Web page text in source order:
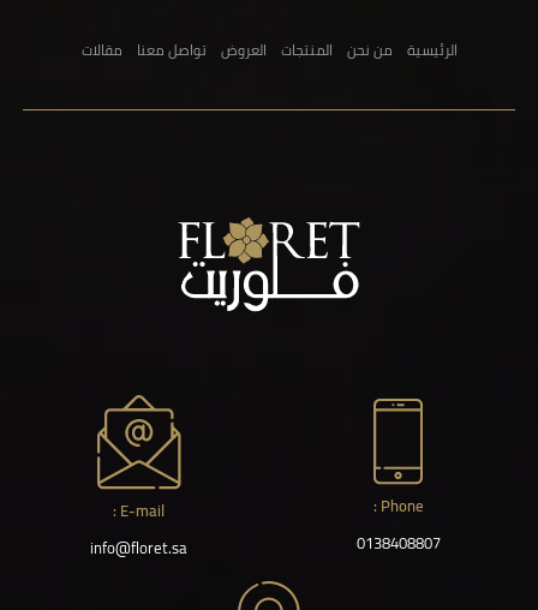
الرئيسية من نحن المنتجات العروض تواصل معنا مقالات
Phone :
0138408807
E-mail :
info@floret.sa